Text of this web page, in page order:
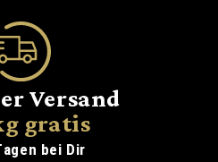
Versand
gratis
bei Dir